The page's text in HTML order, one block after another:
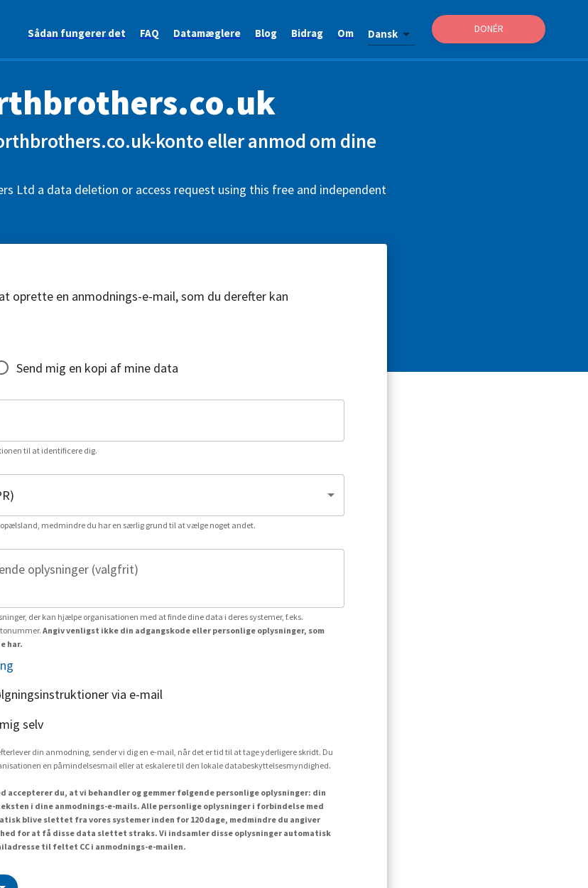
Sådan fungerer det FAQ Datamæglere Blog Bidrag Om Dansk DONÉR
konto eller anmod om dine
Ltd a data deletion or access request using this free and independent
oprette en anmodnings-e-mail, som du derefter kan
Send mig en kopi af mine data
til at identificere dig.
medmindre du har en særlig grund til at vælge noget andet.
oplysninger (valgfrit)
der kan hjælpe organisationen med at finde dine data i deres systemer, f.eks.
Angiv venligst ikke din adgangskode eller personlige oplysninger, som
har.
via e-mail
selv
din anmodning, sender vi dig en e-mail, når det er tid til at tage yderligere skridt. Du
en påmindelsesmail eller at eskalere til den lokale databeskyttelsesmyndighed.
accepterer du, at vi behandler og gemmer følgende personlige oplysninger: din
i dine anmodnings-e-mails. Alle personlige oplysninger i forbindelse med
blive slettet fra vores systemer inden for 120 dage, medmindre du angiver
for at få disse data slettet straks. Vi indsamler disse oplysninger automatisk
til feltet CC i anmodnings-e-mailen.